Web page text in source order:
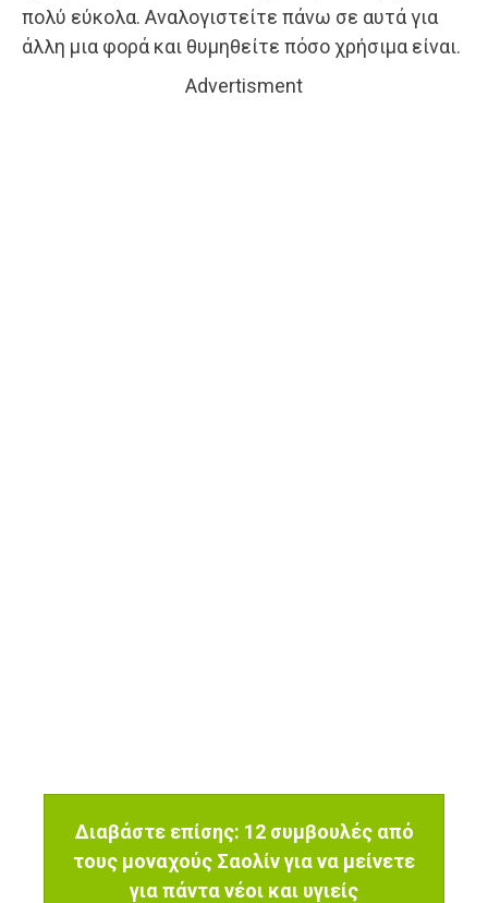
πολύ εύκολα. Αναλογιστείτε πάνω σε αυτά για
άλλη μια φορά και θυμηθείτε πόσο χρήσιμα είναι.
Advertisment
Διαβάστε επίσης: 12 συμβουλές από
τους μοναχούς Σαολίν για να μείνετε
για πάντα νέοι και υγιείς